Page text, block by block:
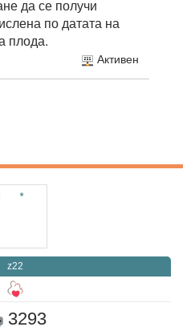
да се получи
по датата на
плода.
Активен
z22
3293